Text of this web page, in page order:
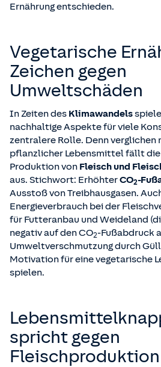
Ernährung entschieden.
Vegetarische
Zeichen gegen
Umweltschäden
In Zeiten des Klimawandels
nachhaltige Aspekte für viele
zentralere Rolle. Denn
pflanzlicher Lebensmittel fällt die
Produktion von Fleisch und
aus. Stichwort: ErhöhterCO2-
Ausstoß von Treibhausgasen.
Energieverbrauch bei der
für Futteranbau und Weideland
negativ auf den CO2-Fußabdruck
Umweltverschmutzung durch
Motivation für eine vegetarische
spielen.
spricht gegen
Fleischproduktion